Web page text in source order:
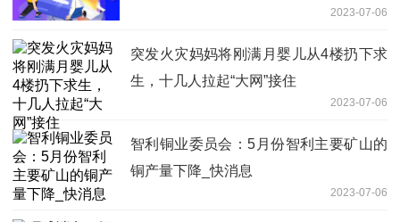
2023-07-06
突发火灾妈妈将刚满月婴儿从4楼扔下求
生，十几人拉起“大网”接住
2023-07-06
智利铜业委员会：5月份智利主要矿山的
铜产量下降_快消息
2023-07-06